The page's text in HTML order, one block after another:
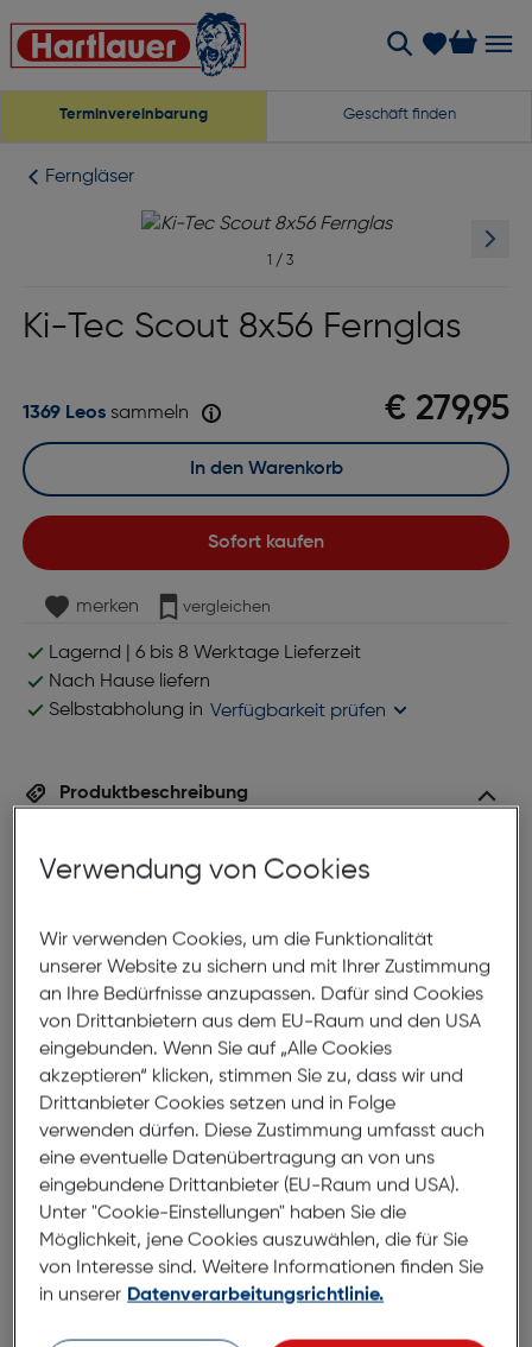
Terminvereinbarung Geschäft finden
Ferngläser
1 / 3
Ki-Tec Scout 8x56 Fernglas
€ 279,95
1369 Leossammeln
Sofort kaufen
In den Warenkorb
merken vergleichen
Lagernd | 6 bis 8 Werktage Lieferzeit
Nach Hause liefern
Selbstabholung in Verfügbarkeit prüfen
Produktbeschreibung
Ki-Tec Scout 8x56 Fernglas
ArtNr.: 890630885
Ein ki-tec Fernglas ist der perfekte
Begleiter für Ihre Abenteuer.
Das Fernglas ist wasserdicht, stoßfest, druckfest und
durch eine Spezialbeschichtung vor Beschlag
geschützt. Durch Verwendung von High-Resolution
Linsen liefert das Fernglas ein helles und klares Bild.
Ferngläser von ki-tec garantieren eine professionelle,
dauerhafte Leistung, die von vielen Outdoor
Begeisterten erprobt wurde.
Technische Daten
Gewicht und Abmessungen
Verwendung von Cookies
Wir verwenden Cookies, um die Funktionalität
unserer Website zu sichern und mit Ihrer Zustimmung
an Ihre Bedürfnisse anzupassen. Dafür sind Cookies
von Drittanbietern aus dem EU-Raum und den USA
eingebunden. Wenn Sie auf „Alle Cookies
akzeptieren“ klicken, stimmen Sie zu, dass wir und
Drittanbieter Cookies setzen und in Folge
verwenden dürfen. Diese Zustimmung umfasst auch
eine eventuelle Datenübertragung an von uns
eingebundene Drittanbieter (EU-Raum und USA).
Unter "Cookie-Einstellungen" haben Sie die
Möglichkeit, jene Cookies auszuwählen, die für Sie
von Interesse sind. Weitere Informationen finden Sie
in unserer Datenverarbeitungsrichtlinie.